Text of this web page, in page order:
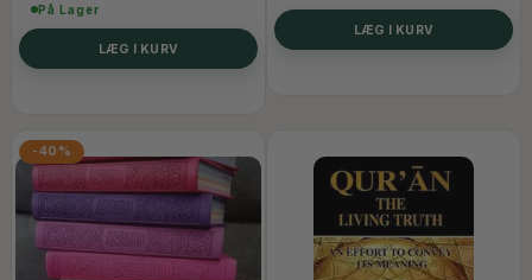
På Lager
LÆG I KURV
LÆG I KURV
-40%